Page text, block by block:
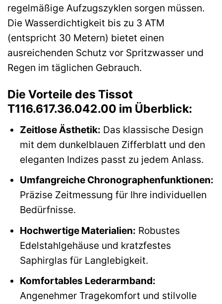
regelmäßige Aufzugszyklen sorgen müssen.
Die Wasserdichtigkeit bis zu 3 ATM
(entspricht 30 Metern) bietet einen
ausreichenden Schutz vor Spritzwasser und
Regen im täglichen Gebrauch.
Die Vorteile des Tissot
T116.617.36.042.00 im Überblick:
Zeitlose Ästhetik: Das klassische Design
mit dem dunkelblauen Zifferblatt und den
eleganten Indizes passt zu jedem Anlass.
Umfangreiche Chronographenfunktionen:
Präzise Zeitmessung für Ihre individuellen
Bedürfnisse.
Hochwertige Materialien: Robustes
Edelstahlgehäuse und kratzfestes
Saphirglas für Langlebigkeit.
Komfortables Lederarmband:
Angenehmer Tragekomfort und stilvolle